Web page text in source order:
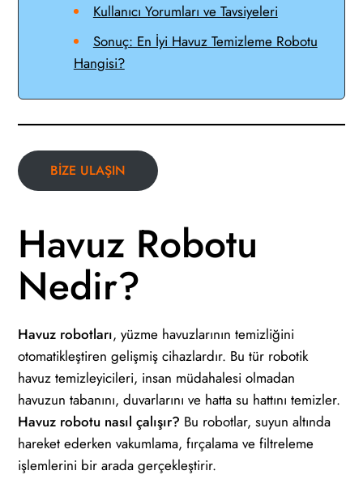
Kullanıcı Yorumları ve Tavsiyeleri
Sonuç: En İyi Havuz Temizleme Robotu
Hangisi?
BİZE ULAŞIN
Havuz Robotu
Nedir?
Havuz robotları, yüzme havuzlarının temizliğini
otomatikleştiren gelişmiş cihazlardır. Bu tür robotik
havuz temizleyicileri, insan müdahalesi olmadan
havuzun tabanını, duvarlarını ve hatta su hattını temizler.
Havuz robotu nasıl çalışır? Bu robotlar, suyun altında
hareket ederken vakumlama, fırçalama ve filtreleme
işlemlerini bir arada gerçekleştirir.